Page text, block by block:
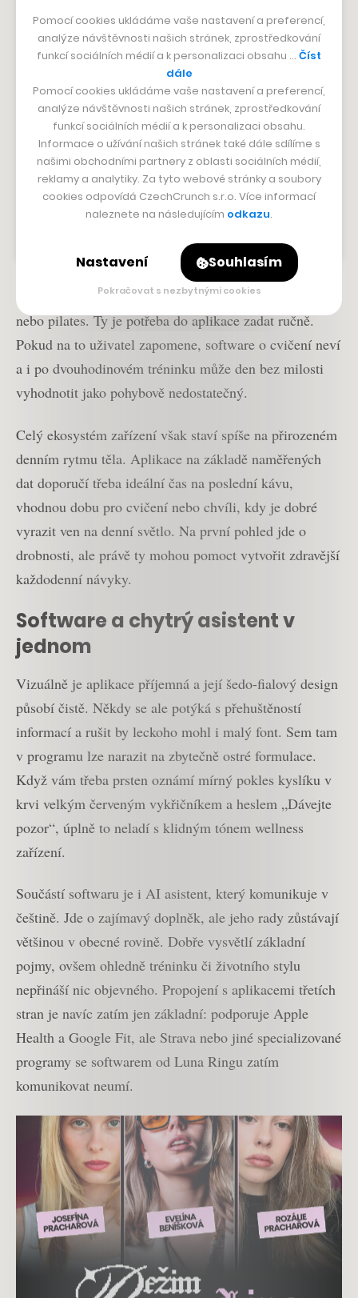
View this post on Instagram
Problém ale nastává u aktivit jako silový trénink, jóga
nebo pilates. Ty je potřeba do aplikace zadat ručně.
Pokud na to uživatel zapomene, software o cvičení neví
a i po dvouhodinovém tréninku může den bez milosti
vyhodnotit jako pohybově nedostatečný.
Celý ekosystém zařízení však staví spíše na přirozeném
denním rytmu těla. Aplikace na základě naměřených
dat doporučí třeba ideální čas na poslední kávu,
vhodnou dobu pro cvičení nebo chvíli, kdy je dobré
vyrazit ven na denní světlo. Na první pohled jde o
drobnosti, ale právě ty mohou pomoct vytvořit zdravější
každodenní návyky.
Software a chytrý asistent v
jednom
Vizuálně je aplikace příjemná a její šedo-fialový design
působí čistě. Někdy se ale potýká s přehuštěností
informací a rušit by leckoho mohl i malý font. Sem tam
v programu lze narazit na zbytečně ostré formulace.
Když vám třeba prsten oznámí mírný pokles kyslíku v
krvi velkým červeným vykřičníkem a heslem „Dávejte
pozor“, úplně to neladí s klidným tónem wellness
zařízení.
Součástí softwaru je i AI asistent, který komunikuje v
češtině. Jde o zajímavý doplněk, ale jeho rady zůstávají
většinou v obecné rovině. Dobře vysvětlí základní
pojmy, ovšem ohledně tréninku či životního stylu
nepřináší nic objevného. Propojení s aplikacemi třetích
stran je navíc zatím jen základní: podporuje Apple
Health a Google Fit, ale Strava nebo jiné specializované
programy se softwarem od Luna Ringu zatím
komunikovat neumí.
Pomocí cookies ukládáme vaše nastavení a preferencí,
analýze návštěvnosti našich stránek, zprostředkování
funkcí sociálních médií a k personalizaci obsahu … Číst
dále
Pomocí cookies ukládáme vaše nastavení a preferencí,
analýze návštěvnosti našich stránek, zprostředkování
funkcí sociálních médií a k personalizaci obsahu.
Informace o užívání našich stránek také dále sdílíme s
našimi obchodními partnery z oblasti sociálních médií,
reklamy a analytiky. Za tyto webové stránky a soubory
cookies odpovídá CzechCrunch s.r.o. Více informací
naleznete na následujícím odkazu.
Nastavení Souhlasím
Pokračovat s nezbytnými cookies